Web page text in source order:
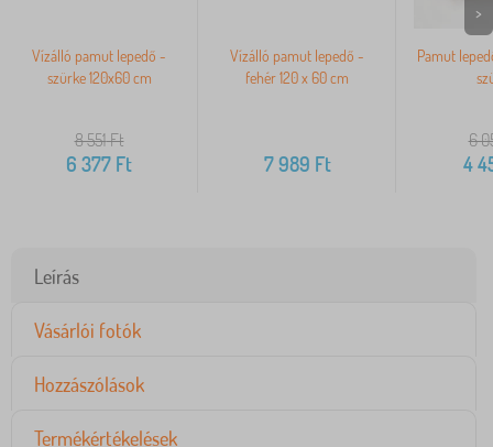
Vízálló pamut lepedő -
szürke 120x60 cm
8 551Ft
6 377 Ft
Vízálló pamut lepedő -
fehér 120 x 60 cm
7 989 Ft
Pamut
6
4
>
Leírás
Vásárlói fotók
Hozzászólások
Termékértékelések